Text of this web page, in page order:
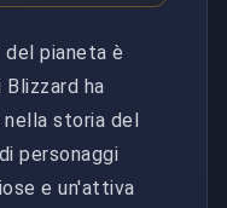
del pianeta è
Blizzard ha
nella storia del
personaggi
e un'attiva